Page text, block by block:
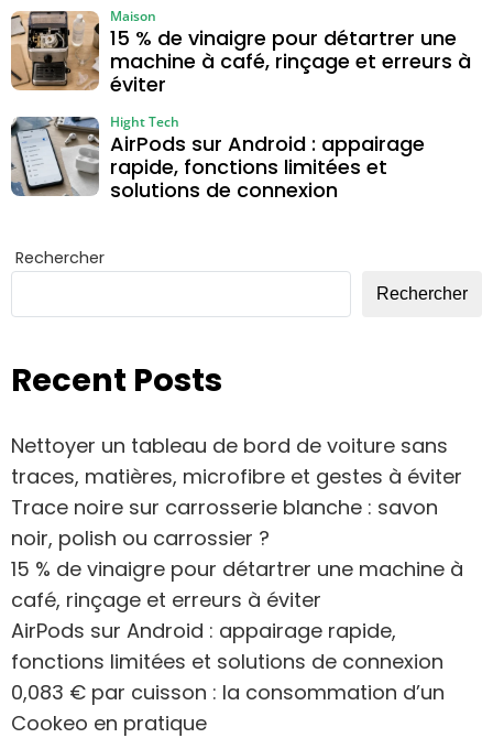
15 % de vinaigre pour détartrer une
machine à café, rinçage et erreurs à
éviter
Maison
AirPods sur Android : appairage
rapide, fonctions limitées et
solutions de connexion
Hight Tech
Rechercher
Rechercher
Recent Posts
Nettoyer un tableau de bord de voiture sans
traces, matières, microfibre et gestes à éviter
Trace noire sur carrosserie blanche : savon
noir, polish ou carrossier ?
15 % de vinaigre pour détartrer une machine à
café, rinçage et erreurs à éviter
AirPods sur Android : appairage rapide,
fonctions limitées et solutions de connexion
0,083 € par cuisson : la consommation d’un
Cookeo en pratique